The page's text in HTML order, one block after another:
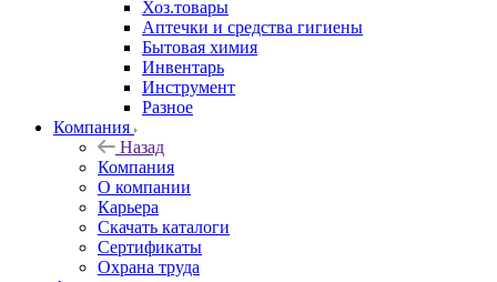
Хоз.товары
Аптечки и средства гигиены
Бытовая химия
Инвентарь
Инструмент
Разное
Компания
Назад
Компания
О компании
Карьера
Cкачать каталоги
Сертификаты
Охрана труда